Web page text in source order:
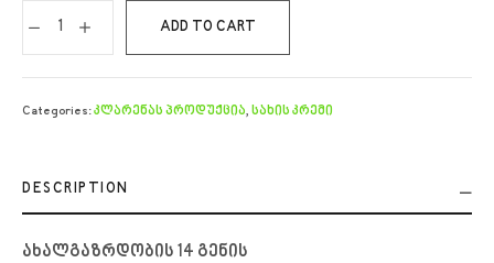
ADD TO CART
Categories:კლარენას პროდუქცია, სახის კრემი
DESCRIPTION
ახალგაზრდობის 14 გენის